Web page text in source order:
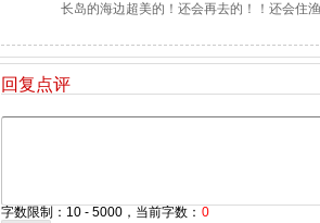
长岛的海边超美的！还会再去的！！还会住
回复点评
字数限制：10 - 5000，当前字数： 0